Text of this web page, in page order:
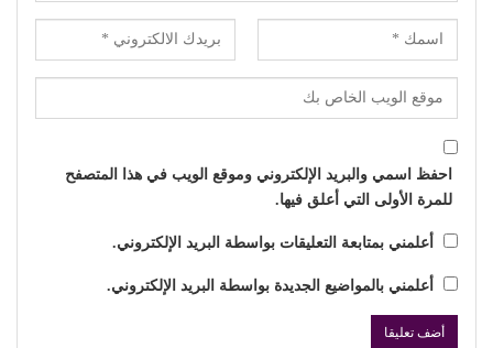
احفظ اسمي والبريد الإلكتروني وموقع الويب في هذا المتصفح
للمرة الأولى التي أعلق فيها.
أعلمني بمتابعة التعليقات بواسطة البريد الإلكتروني.
أعلمني بالمواضيع الجديدة بواسطة البريد الإلكتروني.